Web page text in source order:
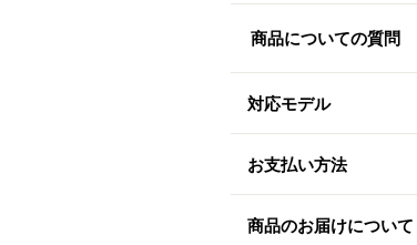
商品についての質問
対応モデル
お支払い方法
商品のお届けについて